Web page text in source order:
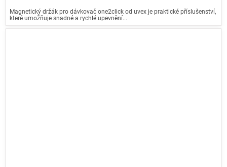
Magnetický držák pro dávkovač one2click od uvex je praktické příslušenství,
které umožňuje snadné a rychlé upevnění...